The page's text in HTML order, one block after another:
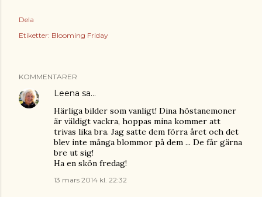
Dela
Etiketter: Blooming Friday
KOMMENTARER
Leena sa…
Härliga bilder som vanligt! Dina höstanemoner
är väldigt vackra, hoppas mina kommer att
trivas lika bra. Jag satte dem förra året och det
blev inte många blommor på dem ... De får gärna
bre ut sig!
Ha en skön fredag!
13 mars 2014 kl. 22:32